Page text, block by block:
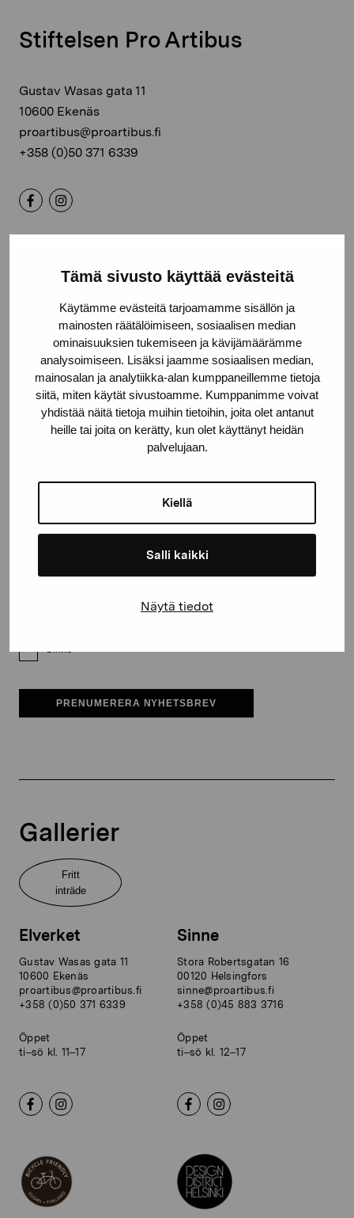
Tämä sivusto käyttää evästeitä
Käytämme evästeitä tarjoamamme sisällön ja
mainosten räätälöimiseen, sosiaalisen median
ominaisuuksien tukemiseen ja kävijämäärämme
analysoimiseen. Lisäksi jaamme sosiaalisen median,
mainosalan ja analytiikka-alan kumppaneillemme tietoja
siitä, miten käytät sivustoamme. Kumppanimme voivat
yhdistää näitä tietoja muihin tietoihin, joita olet antanut
heille tai joita on kerätty, kun olet käyttänyt heidän
palvelujaan.
Kiellä
Salli kaikki
Näytä tiedot
Stiftelsen Pro Artibus
Gustav Wasas gata 11
10600 Ekenäs
proartibus@proartibus.fi
+358 (0)50 371 6339
Håll dig uppdaterad om aktuella
utställningar och evenemang
Förnamn
Efternamn
E-postadress
Sinne
PRENUMERERA NYHETSBREV
Gallerier
Fritt
inträde
Elverket
Gustav Wasas gata 11
10600 Ekenäs
proartibus@proartibus.fi
+358 (0)50 371 6339
Öppet
ti–sö kl. 11–17
Sinne
Stora Robertsgatan 16
00120 Helsingfors
sinne@proartibus.fi
+358 (0)45 883 3716
Öppet
ti–sö kl. 12–17